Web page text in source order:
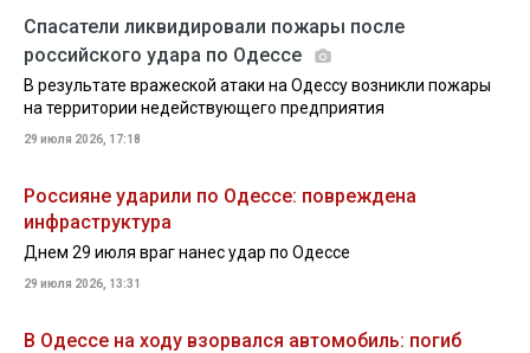
Спасатели ликвидировали пожары после
российского удара по Одессе
В результате вражеской атаки на Одессу возникли пожары
на территории недействующего предприятия
29 июля 2026, 17:18
Россияне ударили по Одессе: повреждена
инфраструктура
Днем 29 июля враг нанес удар по Одессе
29 июля 2026, 13:31
В Одессе на ходу взорвался автомобиль: погиб